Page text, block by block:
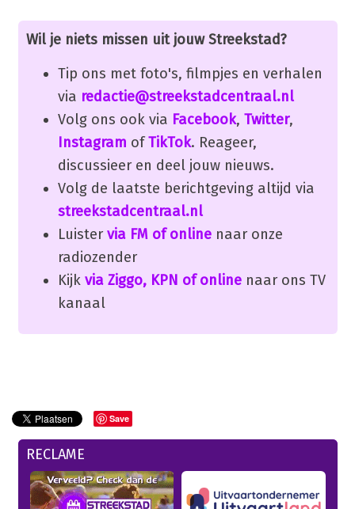
Wil je niets missen uit jouw Streekstad?
Tip ons met foto's, filmpjes en verhalen
via redactie@streekstadcentraal.nl
Volg ons ook via Facebook, Twitter,
Instagram ofTikTok. Reageer,
discussieer en deel jouw nieuws.
Volg de laatste berichtgeving altijd via
streekstadcentraal.nl
Luister via FM of onlinenaar onze
radiozender
Kijk via Ziggo, KPN of onlinenaar ons TV
kanaal
Save
RECLAME